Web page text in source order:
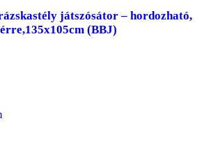
játszósátor – hordozható,
(BBJ)